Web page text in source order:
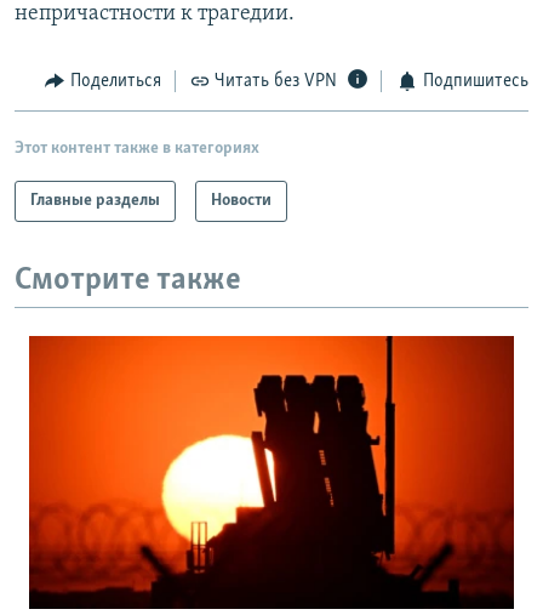
непричастности к трагедии.
Поделиться Читать без VPN Подпишитесь
Этот контент также в категориях
Главные разделы Новости
Смотрите также